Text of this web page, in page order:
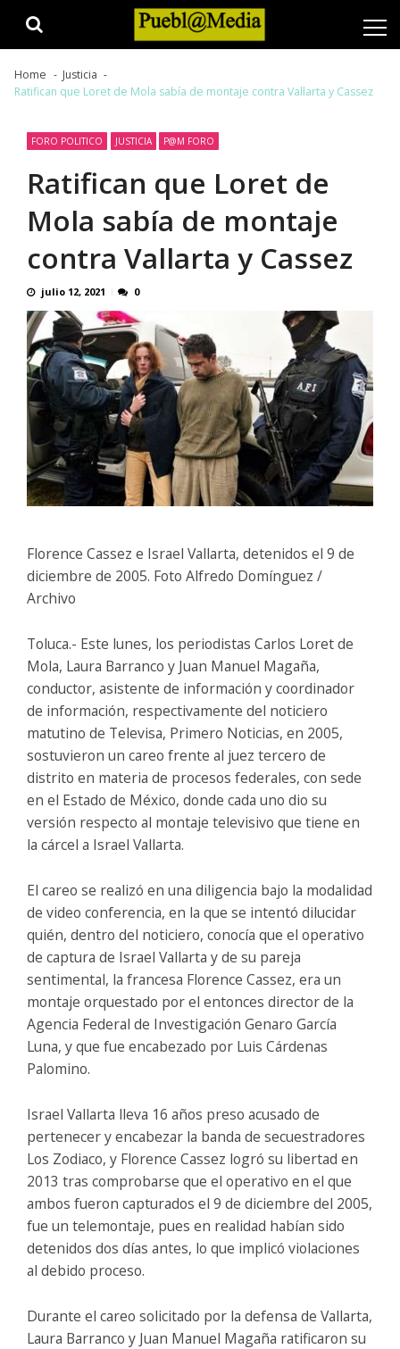
Home
Justicia
Ratifican que Loret de Mola sabía de montaje contra Vallarta y Cassez
FORO POLITICO JUSTICIA P@M FORO
Ratifican que Loret de
Mola sabía de montaje
contra Vallarta y Cassez
julio 12, 2021 0
Florence Cassez e Israel Vallarta, detenidos el 9 de
diciembre de 2005. Foto Alfredo Domínguez /
Archivo
Toluca.- Este lunes, los periodistas Carlos Loret de
Mola, Laura Barranco y Juan Manuel Magaña,
conductor, asistente de información y coordinador
de información, respectivamente del noticiero
matutino de Televisa, Primero Noticias, en 2005,
sostuvieron un careo frente al juez tercero de
distrito en materia de procesos federales, con sede
en el Estado de México, donde cada uno dio su
versión respecto al montaje televisivo que tiene en
la cárcel a Israel Vallarta.
El careo se realizó en una diligencia bajo la modalidad
de video conferencia, en la que se intentó dilucidar
quién, dentro del noticiero, conocía que el operativo
de captura de Israel Vallarta y de su pareja
sentimental, la francesa Florence Cassez, era un
montaje orquestado por el entonces director de la
Agencia Federal de Investigación Genaro García
Luna, y que fue encabezado por Luis Cárdenas
Palomino.
Israel Vallarta lleva 16 años preso acusado de
pertenecer y encabezar la banda de secuestradores
Los Zodiaco, y Florence Cassez logró su libertad en
2013 tras comprobarse que el operativo en el que
ambos fueron capturados el 9 de diciembre del 2005,
fue un telemontaje, pues en realidad habían sido
detenidos dos días antes, lo que implicó violaciones
al debido proceso.
Durante el careo solicitado por la defensa de Vallarta,
Laura Barranco y Juan Manuel Magaña ratificaron su